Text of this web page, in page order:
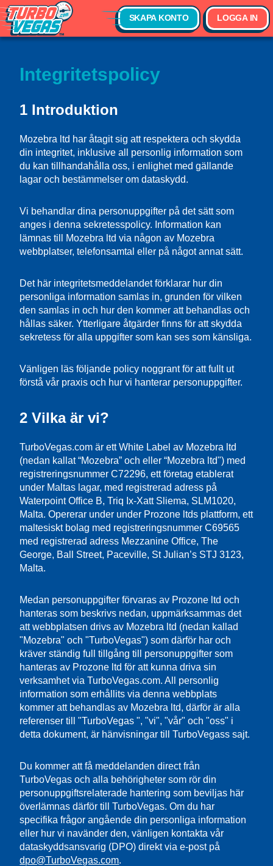
SKAPA KONTO LOGGA IN
Integritetspolicy
1 Introduktion
Mozebra ltd har åtagit sig att respektera och skydda
din integritet, inklusive all personlig information som
du kan tillhandahålla oss, i enlighet med gällande
lagar och bestämmelser om dataskydd.
Vi behandlar dina personuppgifter på det sätt som
anges i denna sekretesspolicy. Information kan
lämnas till Mozebra ltd via någon av Mozebra
webbplatser, telefonsamtal eller på något annat sätt.
Det här integritetsmeddelandet förklarar hur din
personliga information samlas in, grunden för vilken
den samlas in och hur den kommer att behandlas och
hållas säker. Ytterligare åtgärder finns för att skydda
sekretess för alla uppgifter som kan ses som känsliga.
Vänligen läs följande policy noggrant för att fullt ut
förstå vår praxis och hur vi hanterar personuppgifter.
2 Vilka är vi?
TurboVegas.com är ett White Label av Mozebra ltd
(nedan kallat “Mozebra” och eller “Mozebra ltd") med
registreringsnummer C72296, ett företag etablerat
under Maltas lagar, med registrerad adress på
Waterpoint Office B, Triq Ix-Xatt Sliema, SLM1020,
Malta. Opererar under under Prozone ltds plattform, ett
maltesiskt bolag med registreringsnummer C69565
med registrerad adress Mezzanine Office, The
George, Ball Street, Paceville, St Julian’s STJ 3123,
Malta.
Medan personuppgifter förvaras av Prozone ltd och
hanteras som beskrivs nedan, uppmärksammas det
att webbplatsen drivs av Mozebra ltd (nedan kallad
"Mozebra" och "TurboVegas") som därför har och
kräver ständig full tillgång till personuppgifter som
hanteras av Prozone ltd för att kunna driva sin
verksamhet via TurboVegas.com. All personlig
information som erhållits via denna webbplats
kommer att behandlas av Mozebra ltd, därför är alla
referenser till "TurboVegas ", "vi", "vår" och "oss" i
detta dokument, är hänvisningar till TurboVegass sajt.
Du kommer att få meddelanden direct från
TurboVegas och alla behörigheter som rör din
personuppgiftsrelaterade hantering som beviljas här
överlämnas därför till TurboVegas. Om du har
specifika frågor angående din personliga information
eller hur vi navänder den, vänligen kontakta vår
dataskyddsansvarig (DPO) direkt via e-post på
dpo@TurboVegas.com.